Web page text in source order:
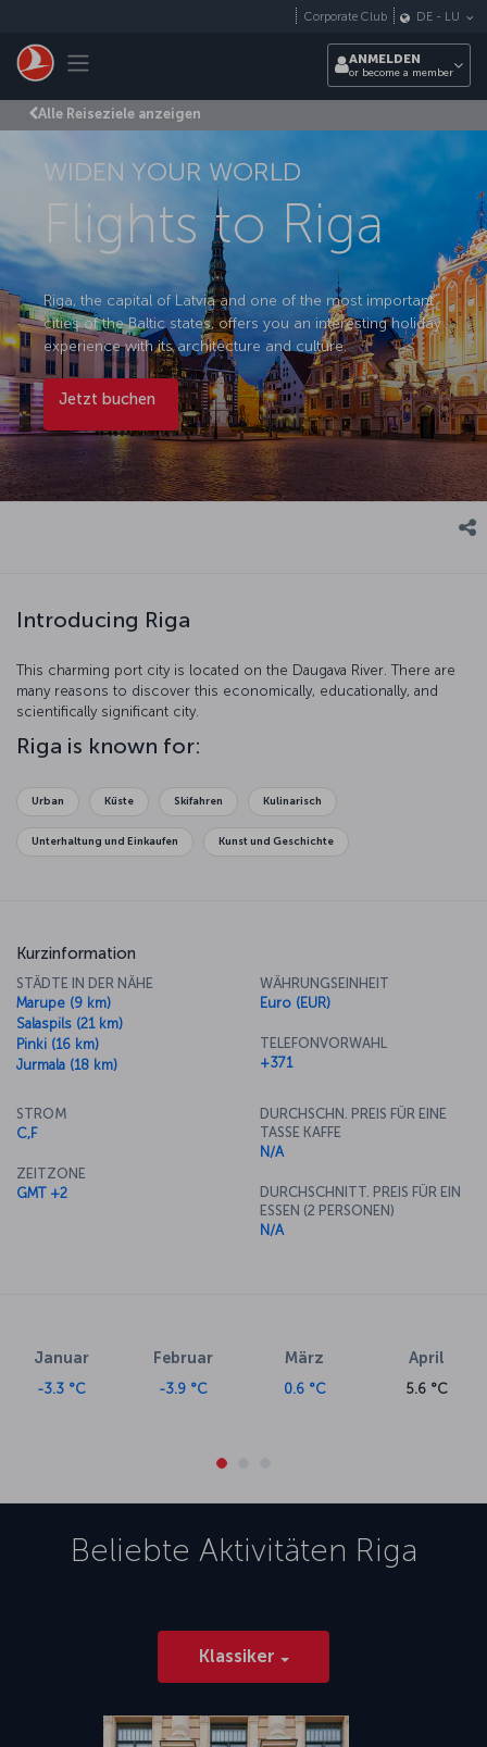
Toggle navigation
Corporate Club DE - LU
ANMELDEN
or become a member
Alle Reiseziele anzeigen
WIDEN YOUR WORLD
Flights to Riga
Riga, the capital of Latvia and one of the most important
cities of the Baltic states, offers you an interesting holiday
experience with its architecture and culture.
Jetzt buchen
Introducing Riga
This charming port city is located on the Daugava River. There are
many reasons to discover this economically, educationally, and
scientifically significant city.
Riga is known for:
Urban Küste Skifahren Kulinarisch
Unterhaltung und Einkaufen Kunst und Geschichte
Kurzinformation
STÄDTE IN DER NÄHE
Marupe (9 km)
Salaspils (21 km)
Pinki (16 km)
Jurmala (18 km)
WÄHRUNGSEINHEIT
Euro (EUR)
TELEFONVORWAHL
+371
STROM
C,F
ZEITZONE
GMT +2
DURCHSCHN. PREIS FÜR EINE
TASSE KAFFE
N/A
DURCHSCHNITT. PREIS FÜR EIN
ESSEN (2 PERSONEN)
N/A
Januar
-3.3 °C
Februar
-3.9 °C
März
0.6 °C
April
5.6 °C
Beliebte Aktivitäten Riga
Klassiker